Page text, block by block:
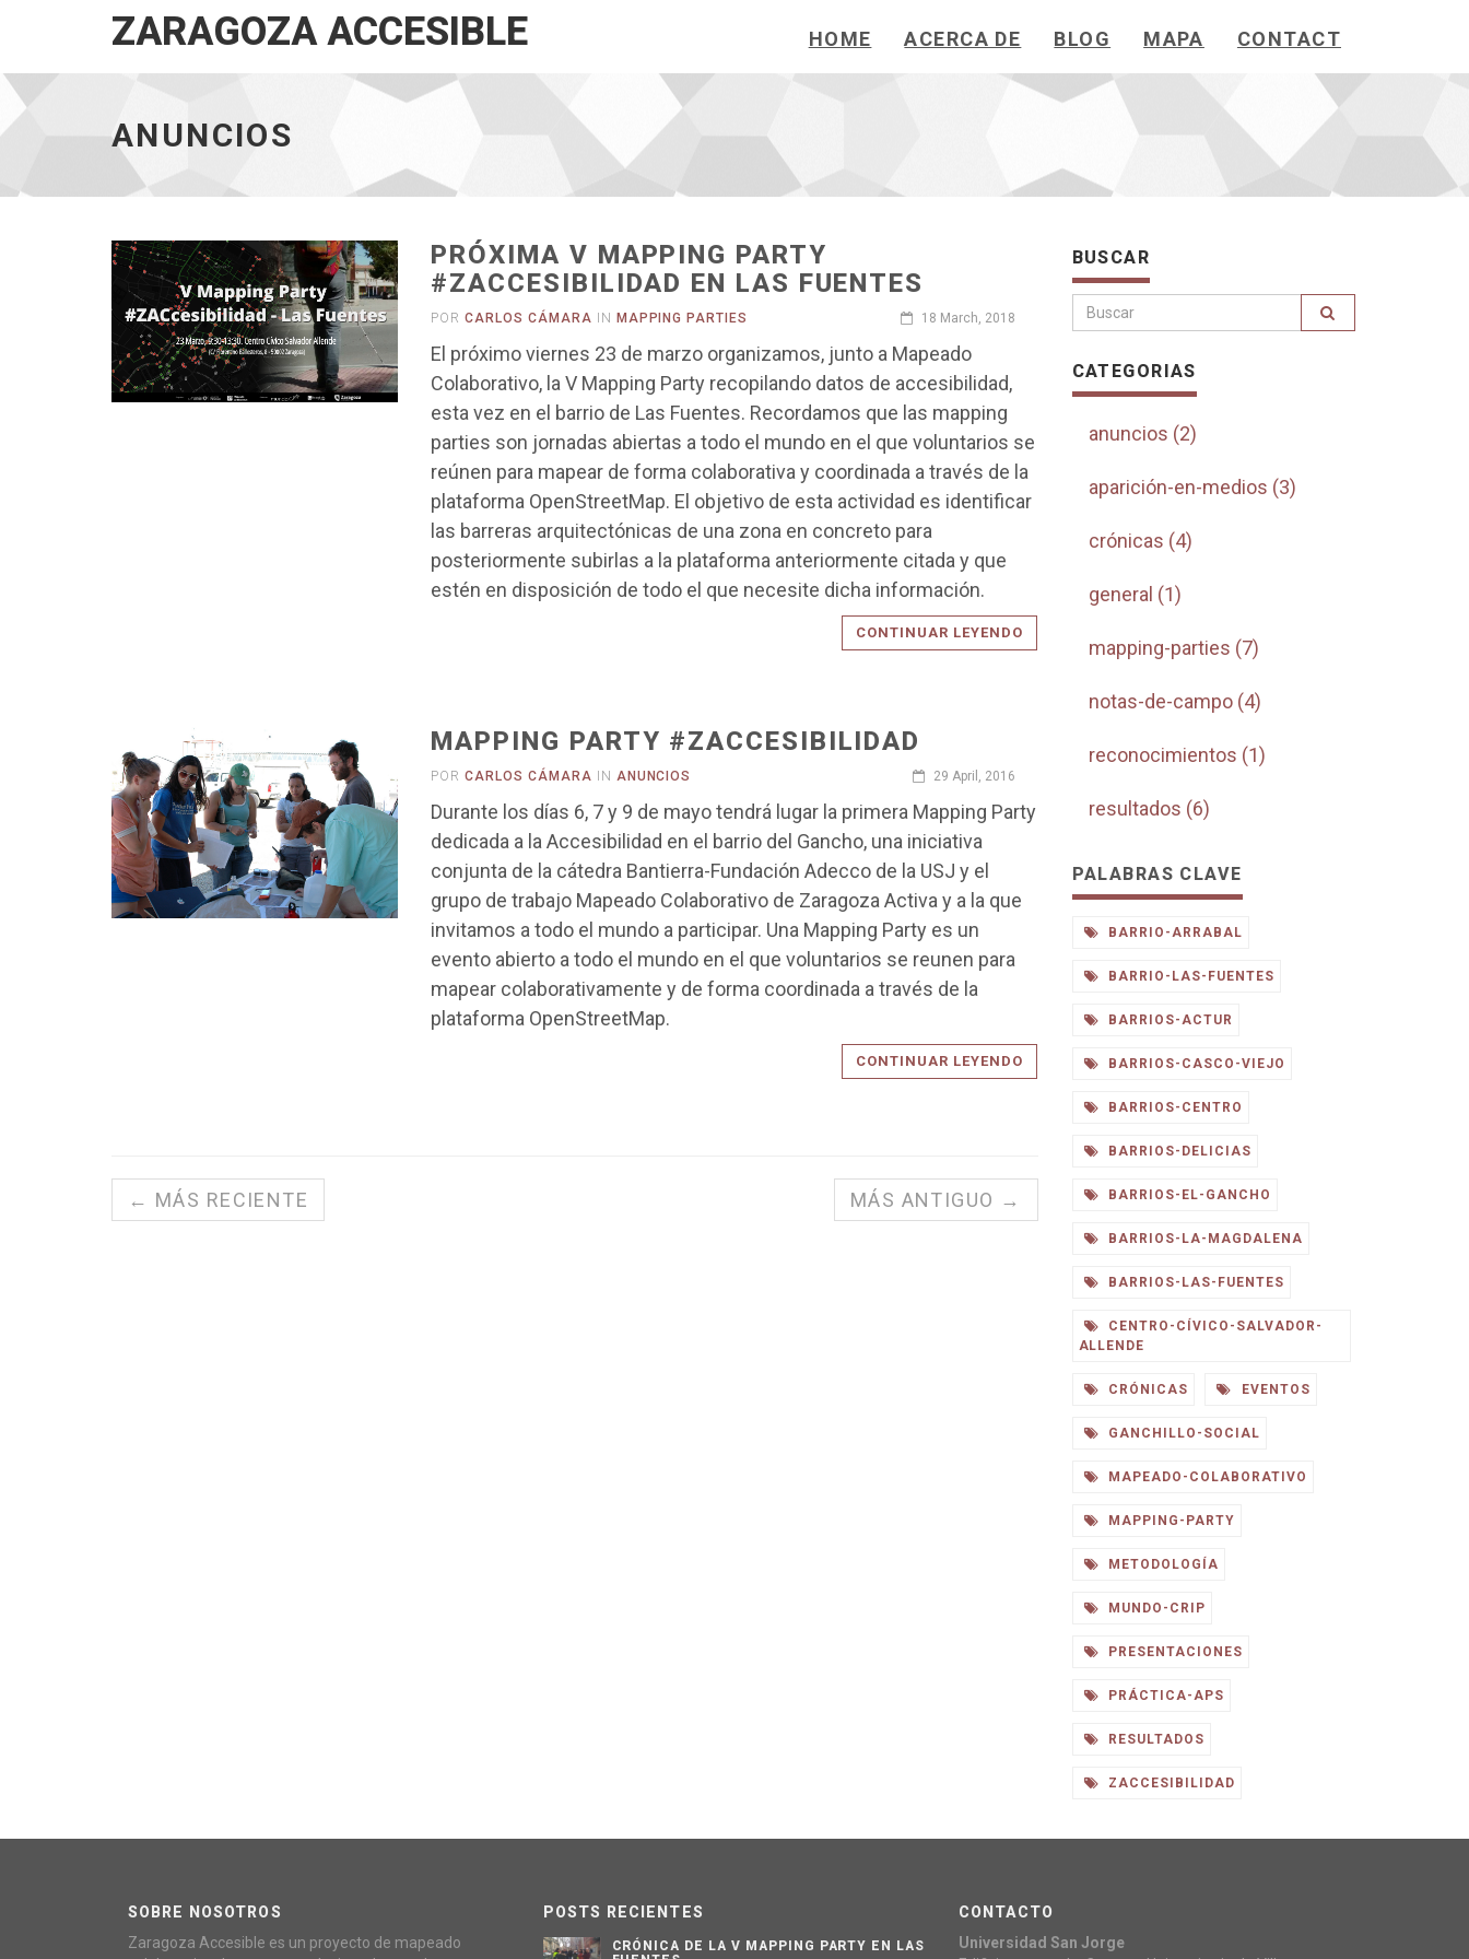
ZARAGOZA ACCESIBLE
ir
a
inicio
HOME ACERCA DE BLOG MAPA CONTACT
ANUNCIOS
PRÓXIMA V MAPPING PARTY
#ZACCESIBILIDAD EN LAS FUENTES
PORCARLOS CÁMARA IN MAPPING PARTIES 18 March, 2018
El próximo viernes 23 de marzo organizamos, junto a Mapeado
Colaborativo, la V Mapping Party recopilando datos de accesibilidad,
esta vez en el barrio de Las Fuentes. Recordamos que las mapping
parties son jornadas abiertas a todo el mundo en el que voluntarios se
reúnen para mapear de forma colaborativa y coordinada a través de la
plataforma OpenStreetMap. El objetivo de esta actividad es identificar
las barreras arquitectónicas de una zona en concreto para
posteriormente subirlas a la plataforma anteriormente citada y que
estén en disposición de todo el que necesite dicha información.
CONTINUAR LEYENDO
MAPPING PARTY #ZACCESIBILIDAD
PORCARLOS CÁMARA IN ANUNCIOS 29 April, 2016
Durante los días 6, 7 y 9 de mayo tendrá lugar la primera Mapping Party
dedicada a la Accesibilidad en el barrio del Gancho, una iniciativa
conjunta de la cátedra Bantierra-Fundación Adecco de la USJ y el
grupo de trabajo Mapeado Colaborativo de Zaragoza Activa y a la que
invitamos a todo el mundo a participar. Una Mapping Party es un
evento abierto a todo el mundo en el que voluntarios se reunen para
mapear colaborativamente y de forma coordinada a través de la
plataforma OpenStreetMap.
CONTINUAR LEYENDO
← MÁS RECIENTE MÁS ANTIGUO →
BUSCAR
CATEGORIAS
anuncios (2)
aparición-en-medios (3)
crónicas (4)
general (1)
mapping-parties (7)
notas-de-campo (4)
reconocimientos (1)
resultados (6)
PALABRAS CLAVE
BARRIO-ARRABAL
BARRIO-LAS-FUENTES
BARRIOS-ACTUR
BARRIOS-CASCO-VIEJO
BARRIOS-CENTRO
BARRIOS-DELICIAS
BARRIOS-EL-GANCHO
BARRIOS-LA-MAGDALENA
BARRIOS-LAS-FUENTES
CENTRO-CÍVICO-SALVADOR-
ALLENDE
CRÓNICAS EVENTOS
GANCHILLO-SOCIAL
MAPEADO-COLABORATIVO
MAPPING-PARTY
METODOLOGÍA
MUNDO-CRIP
PRESENTACIONES
PRÁCTICA-APS
RESULTADOS
ZACCESIBILIDAD
SOBRE NOSOTROS
Zaragoza Accesible es un proyecto de mapeado
POSTS RECIENTES
CRÓNICA DE LA V MAPPING PARTY EN LAS
CONTACTO
Universidad San Jorge